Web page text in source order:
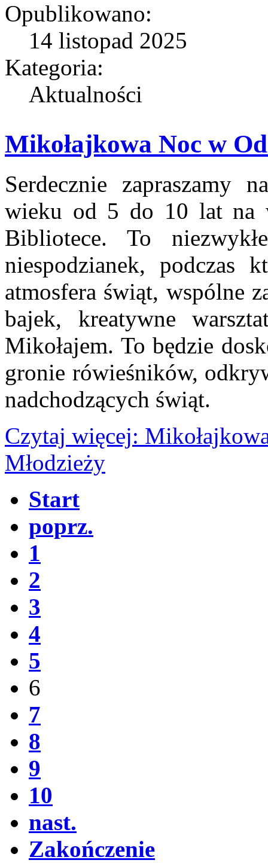
Opublikowano:
14 listopad 2025
Kategoria:
Aktualności
Mikołajkowa Noc w
Serdecznie zapraszamy
wieku od 5 do 10 lat na
Bibliotece. To
niespodzianek, podczas
atmosfera świąt, wspólne
bajek, kreatywne
Mikołajem. To będzie
gronie rówieśników,
nadchodzących świąt.
Czytaj więcej:
Młodzieży
Start
poprz.
1
2
3
4
5
6
7
8
9
10
nast.
Zakończenie